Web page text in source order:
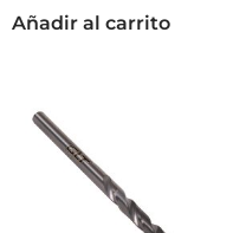
Añadir al carrito